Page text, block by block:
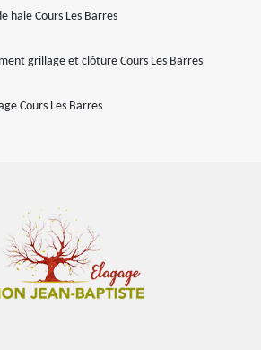
haie Cours Les Barres
grillage et clôture Cours Les Barres
Cours Les Barres